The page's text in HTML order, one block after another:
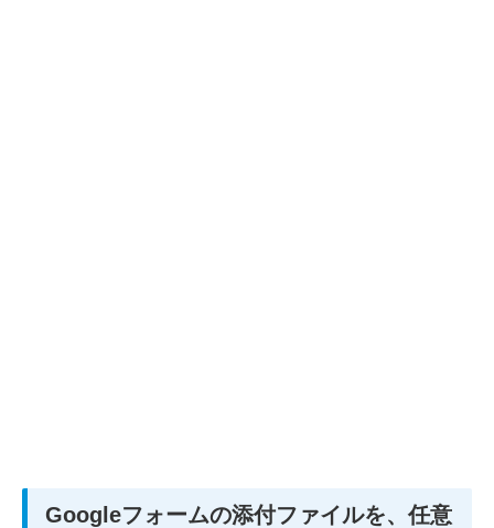
Googleフォームの添付ファイルを、任意